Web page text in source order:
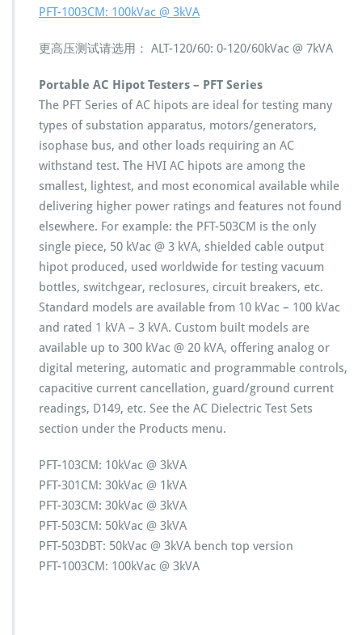
PFT-1003CM: 100kVac @ 3kVA
更高压测试请选用： ALT-120/60: 0-120/60kVac @ 7kVA
Portable AC Hipot Testers – PFT Series
The PFT Series of AC hipots are ideal for testing many
types of substation apparatus, motors/generators,
isophase bus, and other loads requiring an AC
withstand test. The HVI AC hipots are among the
smallest, lightest, and most economical available while
delivering higher power ratings and features not found
elsewhere. For example: the PFT-503CM is the only
single piece, 50 kVac @ 3 kVA, shielded cable output
hipot produced, used worldwide for testing vacuum
bottles, switchgear, reclosures, circuit breakers, etc.
Standard models are available from 10 kVac – 100 kVac
and rated 1 kVA – 3 kVA. Custom built models are
available up to 300 kVac @ 20 kVA, offering analog or
digital metering, automatic and programmable controls,
capacitive current cancellation, guard/ground current
readings, D149, etc. See the AC Dielectric Test Sets
section under the Products menu.
PFT-103CM: 10kVac @ 3kVA
PFT-301CM: 30kVac @ 1kVA
PFT-303CM: 30kVac @ 3kVA
PFT-503CM: 50kVac @ 3kVA
PFT-503DBT: 50kVac @ 3kVA bench top version
PFT-1003CM: 100kVac @ 3kVA